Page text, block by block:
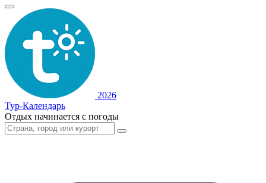
2026
Тур-Календарь
Отдых начинается с погоды